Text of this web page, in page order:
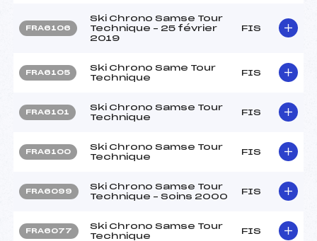
FRA6106
Ski Chrono Samse Tour
Technique – 25 février
2019
FIS
FRA6105
Ski Chrono Same Tour
Technique
FIS
FRA6101
Ski Chrono Samse Tour
Technique
FIS
FRA6100
Ski Chrono Samse Tour
Technique
FIS
FRA6099
Ski Chrono Samse Tour
Technique – Soins 2000
FIS
FRA6077
Ski Chrono Samse Tour
Technique
FIS